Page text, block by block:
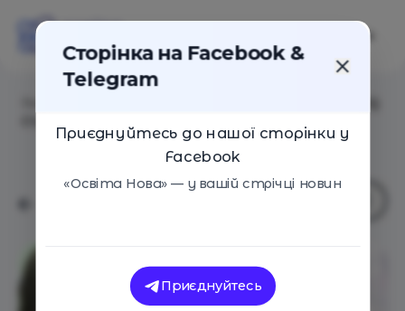
Сторінка на Facebook &
Telegram
Приєднуйтесь до нашої сторінки у
Facebook
«Освіта Нова» — у вашій стрічці новин
Приєднуйтесь